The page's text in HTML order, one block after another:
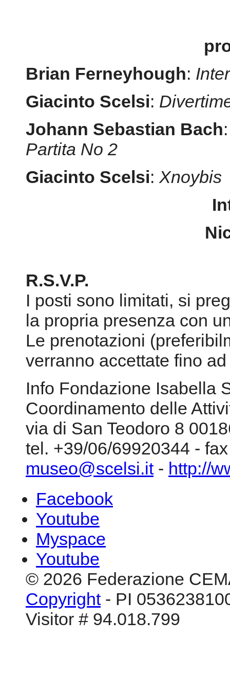
Johann Sebastian Bach
Partita No 2
Giacinto Scelsi
Xnoybis
I posti sono limitati, si
la propria presenza con
verranno accettate fino
Info Fondazione Isabella
Coordinamento delle
via di San Teodoro 8
tel. +39/06/69920344 -
museo@scelsi.it -http://
Facebook
Youtube
Myspace
Youtube
© 2026 Federazione
Copyright- PI
Visitor # 94.018.799